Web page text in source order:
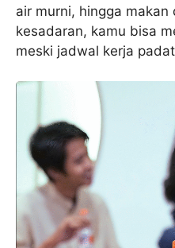
air murni, hingga makan
kesadaran, kamu bisa
meski jadwal kerja